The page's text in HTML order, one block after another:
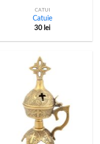
CATUI
Catuie
30 lei